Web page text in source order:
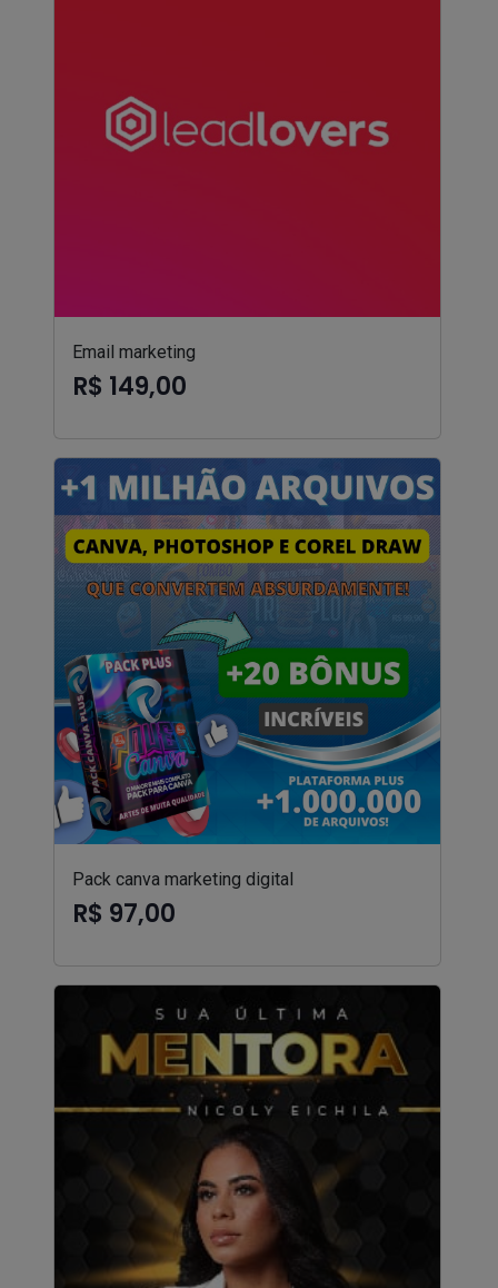
Email marketing
R$ 149,00
Pack canva marketing digital
R$ 97,00